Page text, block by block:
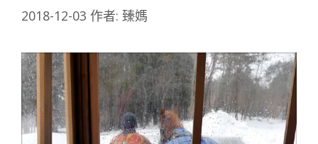
2018-12-03 作者: 臻媽